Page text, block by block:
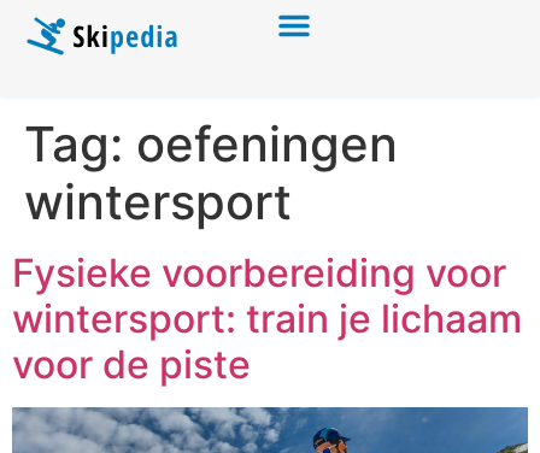
Tag: oefeningen
wintersport
Fysieke voorbereiding voor
wintersport: train je lichaam
voor de piste